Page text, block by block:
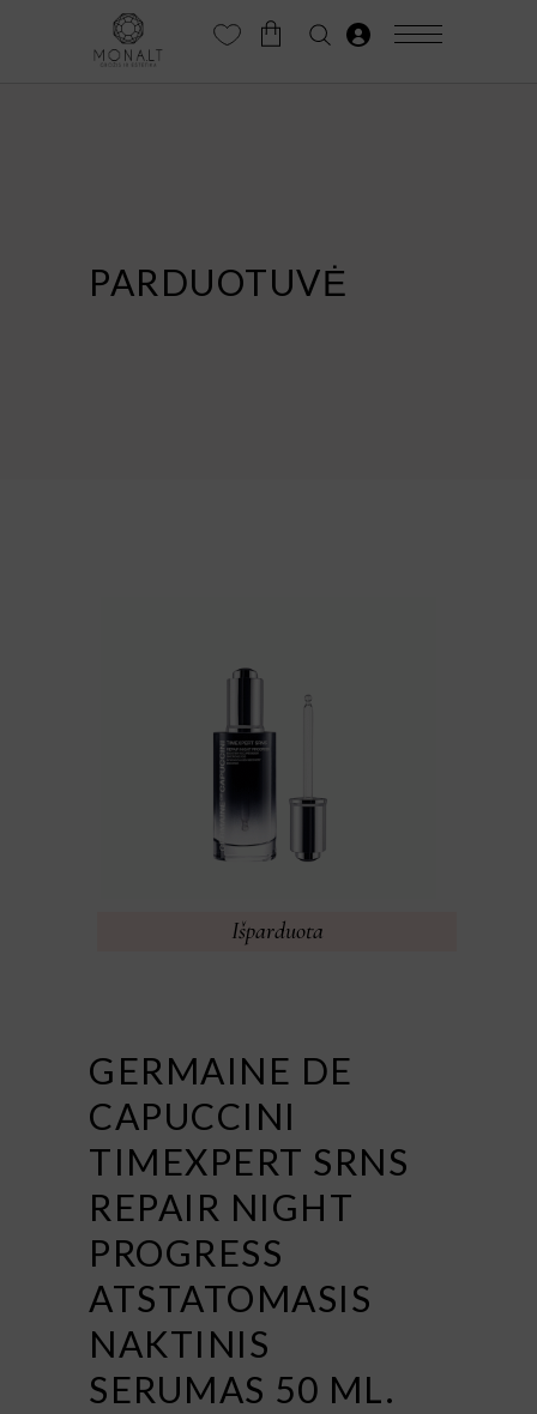
PARDUOTUVĖ
Išparduota
GERMAINE DE
CAPUCCINI
TIMEXPERT SRNS
REPAIR NIGHT
PROGRESS
ATSTATOMASIS
NAKTINIS
SERUMAS 50 ML.